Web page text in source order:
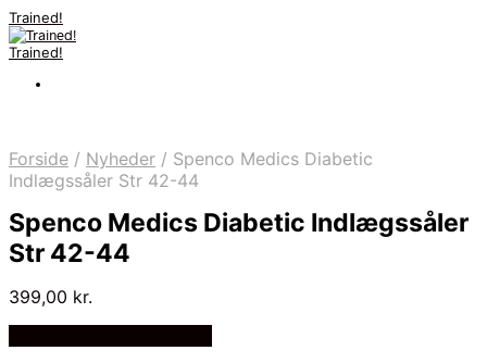
Trained!
Trained!
Forside / Nyheder / Spenco Medics Diabetic
Indlægssåler Str 42-44
Spenco Medics Diabetic Indlægssåler
Str 42-44
399,00 kr.